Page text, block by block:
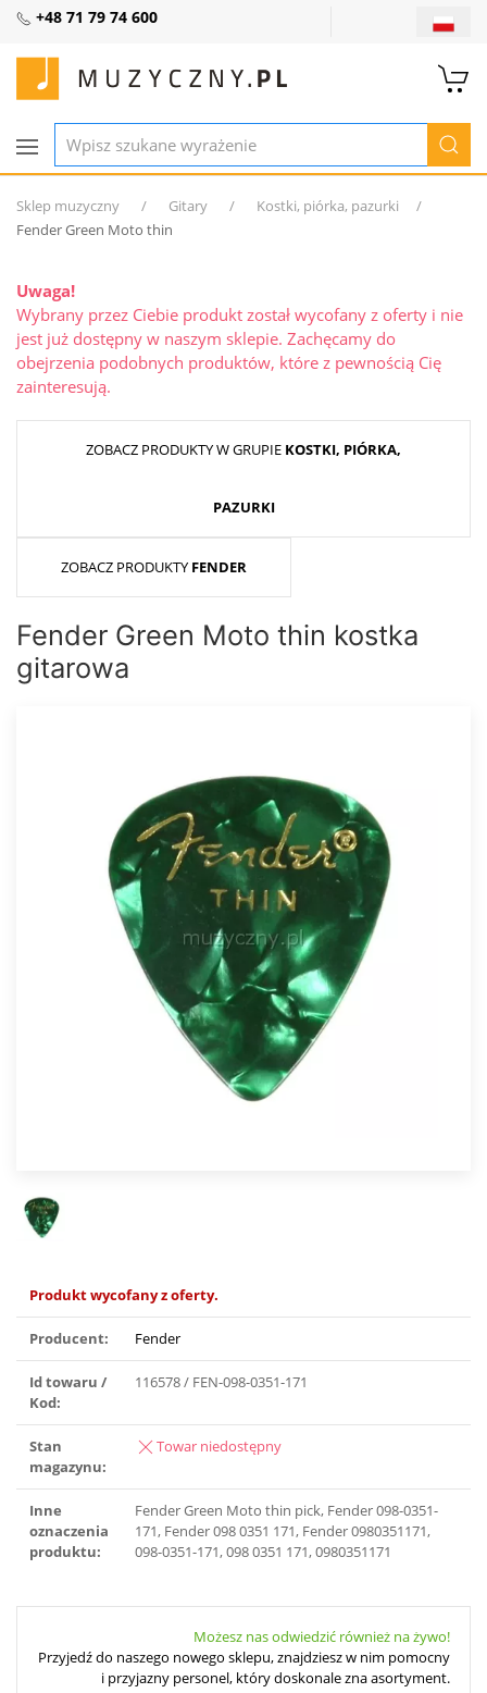
+48 71 79 74 600
Sklep muzyczny Gitary
Kostki, piórka, pazurki
Fender Green Moto thin
Uwaga!
Wybrany przez Ciebie produkt został wycofany z oferty i nie
jest już dostępny w naszym sklepie. Zachęcamy do
obejrzenia podobnych produktów, które z pewnością Cię
zainteresują.
ZOBACZ PRODUKTY W GRUPIE KOSTKI, PIÓRKA,
PAZURKI
ZOBACZ PRODUKTY FENDER
Fender Green Moto thin kostka
gitarowa
Produkt wycofany z oferty.
Producent: Fender
Id towaru /
Kod:
116578 / FEN-098-0351-171
Stan
magazynu:
Towar niedostępny
Inne
oznaczenia
produktu:
Fender Green Moto thin pick, Fender 098-0351-
171, Fender 098 0351 171, Fender 0980351171,
098-0351-171, 098 0351 171, 0980351171
Możesz nas odwiedzić również na żywo!
Przyjedź do naszego nowego sklepu, znajdziesz w nim pomocny
i przyjazny personel, który doskonale zna asortyment.